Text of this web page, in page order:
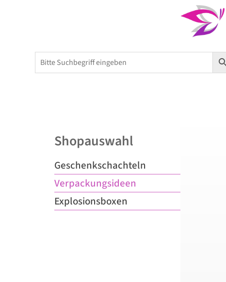
Shopauswahl
Geschenkschachteln
Verpackungsideen
Explosionsboxen